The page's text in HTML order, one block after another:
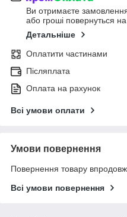
Ви отримаєте
або гроші повернуться
Детальніше
Оплатити частинами
Післяплата
Оплата на рахунок
Всі умови оплати
Умови повернення
Повернення товару
Всі умови повернення